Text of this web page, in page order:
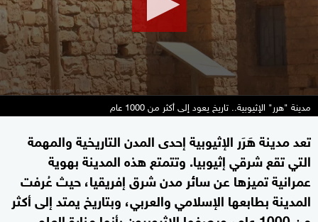
مدينة "هرر" الإثيوبية.. تاريخ يعود إلى أكثر من 1000 عام
تعد مدينة هَرَر الإثيوبية إحدى المدن التاريخية والمهمة
التي تقع شرقي إثيوبيا. وتتمتع هذه المدينة بهوية
عمرانية تميزها عن سائر مدن شرق إفريقيا، حيث عُرفت
المدينة بطابعها الإسلامي والعربي، وبتاريخ يمتد إلى أكثر